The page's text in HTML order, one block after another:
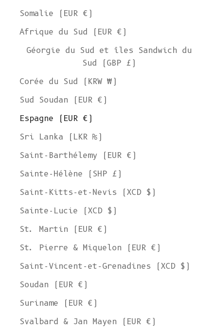
Somalie (EUR €)
Afrique du Sud (EUR €)
Géorgie du Sud et îles Sandwich du
Sud (GBP £)
Corée du Sud (KRW ₩)
Sud Soudan (EUR €)
Espagne (EUR €)
Sri Lanka (LKR ₨)
Saint-Barthélemy (EUR €)
Sainte-Hélène (SHP £)
Saint-Kitts-et-Nevis (XCD $)
Sainte-Lucie (XCD $)
St. Martin (EUR €)
St. Pierre & Miquelon (EUR €)
Saint-Vincent-et-Grenadines (XCD $)
Soudan (EUR €)
Suriname (EUR €)
Svalbard & Jan Mayen (EUR €)